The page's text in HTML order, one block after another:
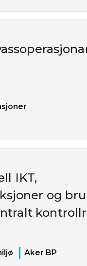
IKT,
og
Aker BP